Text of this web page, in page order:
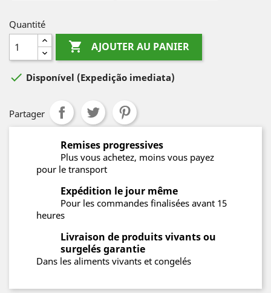
Quantité
 AJOUTER AU PANIER
 Disponível (Expedição imediata)
Partager
Remises progressives
Plus vous achetez, moins vous payez
pour le transport
Expédition le jour même
Pour les commandes finalisées avant 15
heures
Livraison de produits vivants ou
surgelés garantie
Dans les aliments vivants et congelés